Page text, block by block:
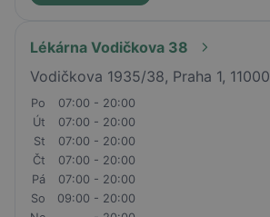
Lékárna Vodičkova 38
Vodičkova 1935/38, Praha 1, 11000
Po
07:00 - 20:00
Út
07:00 - 20:00
St
07:00 - 20:00
Čt
07:00 - 20:00
Pá
07:00 - 20:00
So
09:00 - 20:00